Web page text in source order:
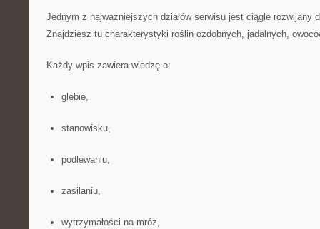
Jednym z najważniejszych działów serwisu jest ciągle rozwijany
Znajdziesz tu charakterystyki roślin ozdobnych, jadalnych,
Każdy wpis zawiera wiedzę o:
glebie,
stanowisku,
podlewaniu,
zasilaniu,
wytrzymałości na mróz,